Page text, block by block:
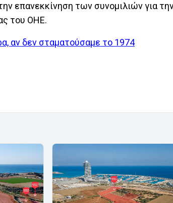
επανεκκίνηση των συνομιλιών για
του ΟΗΕ.
αν δεν σταματούσαμε το 1974